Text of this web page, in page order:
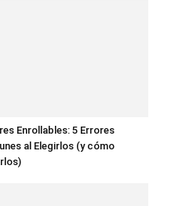
Enrollables: 5 Errores
al Elegirlos (y cómo